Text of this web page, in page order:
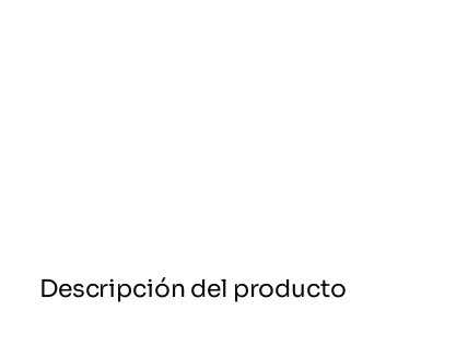
Descripción del producto